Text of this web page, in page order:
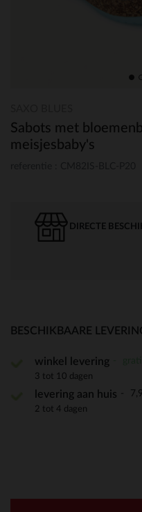
Sabots met
meisjesbaby's
DIRECTE
BESCHIKBAARE
winkel levering
3 tot 10 dagen
levering aan huis
2 tot 4 dagen